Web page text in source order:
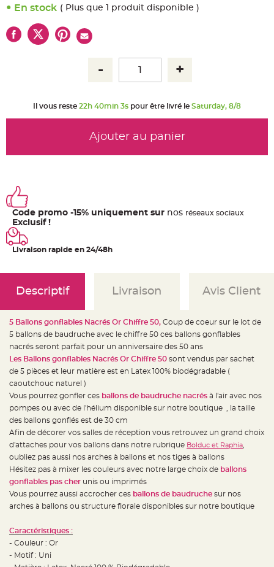
l
i
m
t
l
e
m
r
i
a
g
e
u
s
e
e
h
i
s
m
a
r
i
g
L
a
t
e
r
n
v
l
a
e
t
l
o
En stock ( Plus que 1 produit disponible )
Il vous reste 22h 40min 3s pour être livré le Saturday, 8/8
Ajouter au panier
Code promo -15% uniquement sur nos réseaux sociaux
Exclusif !
Livraison rapide en 24/48h
Descriptif Livraison Avis Client
5 Ballons gonflables Nacrés Or Chiffre 50, Coup de coeur sur le lot de
5 ballons de baudruche avec le chiffre 50 ces ballons gonflables
nacrés seront parfait pour un anniversaire des 50 ans
Les Ballons gonflables Nacrés Or Chiffre 50 sont vendus par sachet
de 5 pièces et leur matière est en Latex 100% biodégradable (
caoutchouc naturel )
Vous pourrez gonfler ces ballons de baudruche nacrés à l'air avec nos
pompes ou avec de l'hélium disponible sur notre boutique , la taille
des ballons gonflés est de 30 cm
Afin de décorer vos salles de réception vous retrouvez un grand choix
d'attaches pour vos ballons dans notre rubrique Bolduc et Raphia
oubliez pas aussi nos arches à ballons et nos tiges à ballons
Hésitez pas à mixer les couleurs avec notre large choix de ballons
gonflables pas cher unis ou imprimés
Vous pourrez aussi accrocher ces ballons de baudruche sur nos
arches à ballons ou structure florale disponibles sur notre boutique
Caractéristiques :
- Couleur : Or
- Motif : Uni